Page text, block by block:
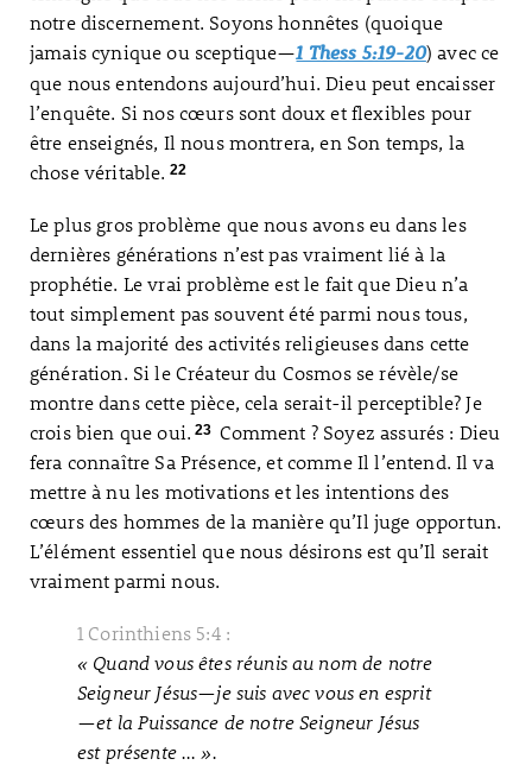
notre discernement. Soyons honnêtes (quoique
jamais cynique ou sceptique—1 Thess 5:19-20) avec ce
que nous entendons aujourd’hui. Dieu peut encaisser
l’enquête. Si nos cœurs sont doux et flexibles pour
être enseignés, Il nous montrera, en Son temps, la
chose véritable. 22
Le plus gros problème que nous avons eu dans les
dernières générations n’est pas vraiment lié à la
prophétie. Le vrai problème est le fait que Dieu n’a
tout simplement pas souvent été parmi nous tous,
dans la majorité des activités religieuses dans cette
génération. Si le Créateur du Cosmos se révèle/se
montre dans cette pièce, cela serait-il perceptible? Je
crois bien que oui. 23 Comment ? Soyez assurés : Dieu
fera connaître Sa Présence, et comme Il l’entend. Il va
mettre à nu les motivations et les intentions des
cœurs des hommes de la manière qu’Il juge opportun.
L’élément essentiel que nous désirons est qu’Il serait
vraiment parmi nous.
1 Corinthiens 5:4 :
« Quand vous êtes réunis au nom de notre
Seigneur Jésus—je suis avec vous en esprit
—et la Puissance de notre Seigneur Jésus
est présente … ».